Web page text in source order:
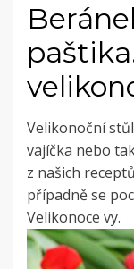
Velikonoční
vajíčka nebo
z našich
případně se
Velikonoce vy.